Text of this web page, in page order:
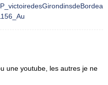
une youtube, les autres je ne